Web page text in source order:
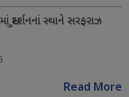
સુદર્શનનાં સ્થાને સરફરાઝ
Read More